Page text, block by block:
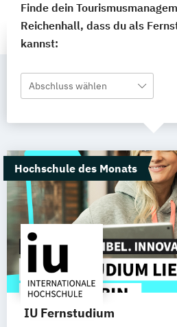
Finde dein
Reichenhall, dass du als
kannst:
Abschluss wählen
Hochschule des Monats
IU Fernstudium